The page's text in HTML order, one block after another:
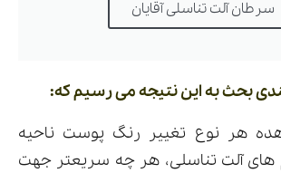
سرطان آلت تناسلی آقایان
بحث به این نتیجه می رسیم که:
هر نوع تغییر رنگ پوست ناحیه
های آلت تناسلی، هر چه سریعتر جهت